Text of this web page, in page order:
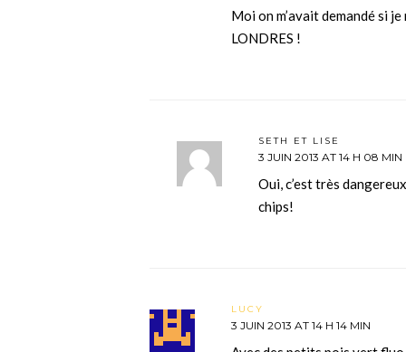
Moi on m’avait demandé si
LONDRES !
SETH ET LISE
3 JUIN 2013 AT 14 H 08 MIN
Oui, c’est très
chips!
LUCY
3 JUIN 2013 AT 14 H 14 MIN